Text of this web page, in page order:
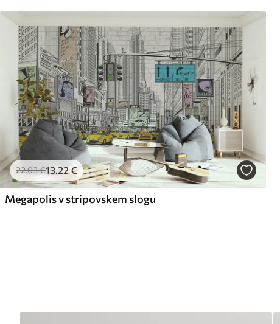
22.03€13.22 €
Megapolis v stripovskem slogu